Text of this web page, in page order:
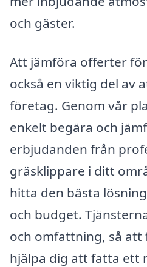
och gäster.
Att jämföra offerter
också en viktig del av
företag. Genom vår
enkelt begära och
erbjudanden från
gräsklippare i ditt
hitta den bästa
och budget.
och omfattning, så
hjälpa dig att fatta ett